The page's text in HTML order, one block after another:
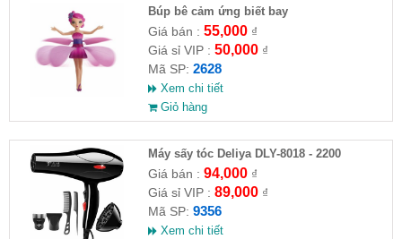
​Búp bê cảm ứng biết bay
Giá bán : 55,000₫
Giá sỉ VIP : 50,000₫
Mã SP: 2628
Xem chi tiết
Giỏ hàng
Máy sấy tóc Deliya DLY-8018 - 2200
Giá bán : 94,000₫
Giá sỉ VIP : 89,000₫
Mã SP: 9356
Xem chi tiết